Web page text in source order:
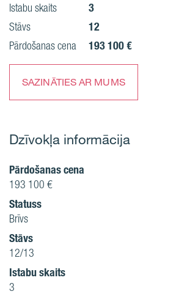
Istabu skaits 3
Stāvs 12
Pārdošanas cena 193 100 €
SAZINĀTIES AR MUMS
Dzīvokļa informācija
Pārdošanas cena
193 100 €
Statuss
Brīvs
Stāvs
12/13
Istabu skaits
3